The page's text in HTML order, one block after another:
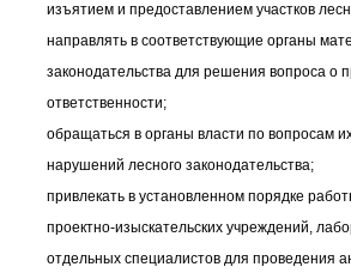
изъятием и предоставлением участков
направлять в соответствующие органы
законодательства для решения вопроса о
ответственности;
обращаться в органы власти по вопросам
нарушений лесного законодательства;
привлекать в установленном порядке
проектно-изыскательских учреждений,
отдельных специалистов для проведения